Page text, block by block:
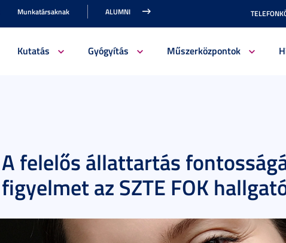
Munkatársaknak ALUMNI
Kutatás Gyógyítás Műszerközpontok
A felelős állattartás
figyelmet az SZTE FOK